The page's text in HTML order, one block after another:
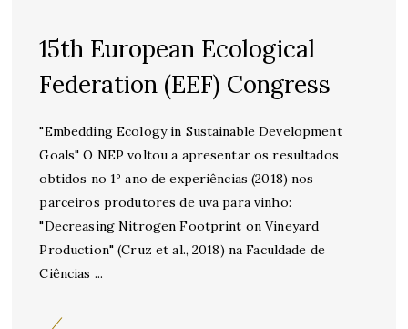
15th European Ecological
Federation (EEF) Congress
"Embedding Ecology in Sustainable Development
Goals" O NEP voltou a apresentar os resultados
obtidos no 1º ano de experiências (2018) nos
parceiros produtores de uva para vinho:
"Decreasing Nitrogen Footprint on Vineyard
Production" (Cruz et al., 2018) na Faculdade de
Ciências